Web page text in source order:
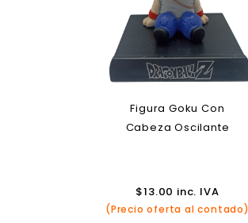
Figura Goku Con
Cabeza Oscilante
$13.00 inc. IVA
(Precio oferta al contado)